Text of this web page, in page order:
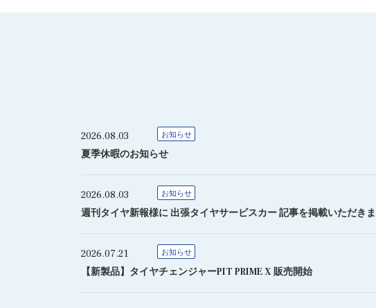
2026.08.03 お知らせ
夏季休暇のお知らせ
2026.08.03 お知らせ
週刊タイヤ新報様に 出張タイヤサービスカー 記事を掲載いただきま
2026.07.21 お知らせ
【新製品】タイヤチェンジャーPIT PRIME X 販売開始